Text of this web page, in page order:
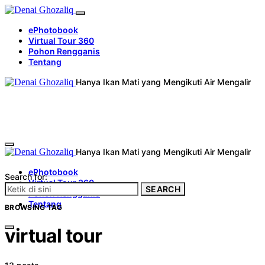
ePhotobook
Virtual Tour 360
Pohon Rengganis
Tentang
Hanya Ikan Mati yang Mengikuti Air Mengalir
Hanya Ikan Mati yang Mengikuti Air Mengalir
ePhotobook
Virtual Tour 360
Pohon Rengganis
Tentang
Search for:
SEARCH
BROWSING TAG
virtual tour